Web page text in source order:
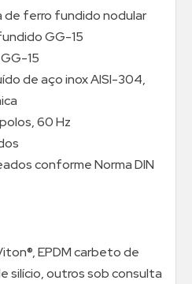
de ferro fundido nodular
GG-15
15
de aço inox AISI-304,
60 Hz
conforme Norma DIN
EPDM carbeto de
silício, outros sob consulta